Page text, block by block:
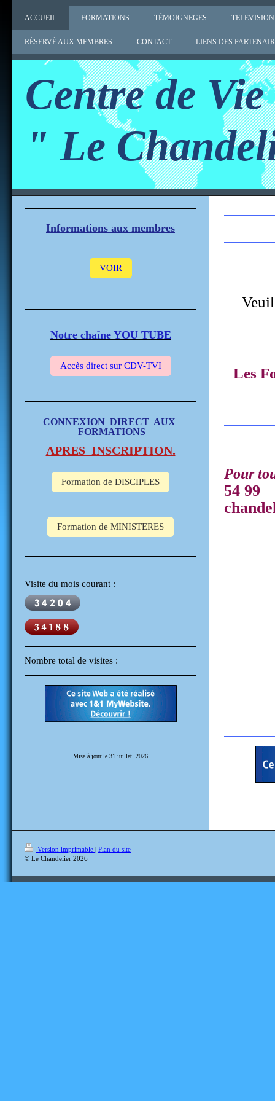
ACCUEIL FORMATIONS TÉMOIGNEGES
RÉSERVÉ AUX MEMBRES CONTACT LIENS DES
Centre de Vie
" Le
Informations aux membres
VOIR
Notre chaîne YOU TUBE
Accès direct sur CDV-TVI
CONNEXION DIRECT AUX
FORMATIONS
APRES INSCRIPTION.
Formation de DISCIPLES
Formation de MINISTERES
Visite du mois courant :
Nombre total de visites :
Mise à jour le 31 juillet 2026
Les
Pour
Version imprimable | Plan du site
© Le Chandelier 2026